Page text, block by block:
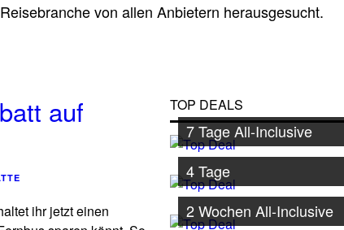
von allen Anbietern herausgesucht.
auf
ihr jetzt einen
TOP DEALS
7 Tage All-Inclusive
4 Tage
2 Wochen All-Inclusive